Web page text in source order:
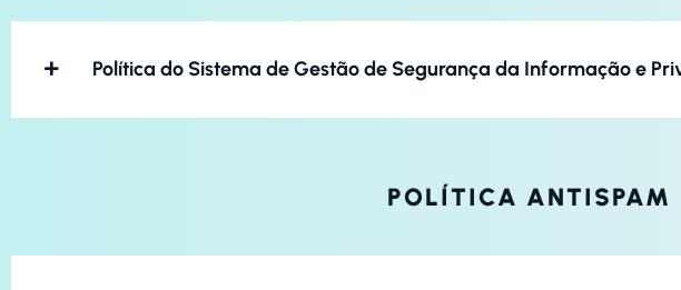
Política do Sistema de Gestão de Segurança da Informação e
POLÍTICA ANTISPAM